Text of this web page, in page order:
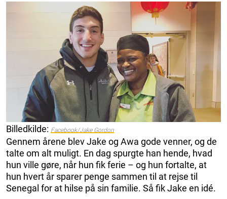
Billedkilde: Facebook/Jake Gordon
Gennem årene blev Jake og Awa gode venner, og de
talte om alt muligt. En dag spurgte han hende, hvad
hun ville gøre, når hun fik ferie – og hun fortalte, at
hun hvert år sparer penge sammen til at rejse til
Senegal for at hilse på sin familie. Så fik Jake en idé.